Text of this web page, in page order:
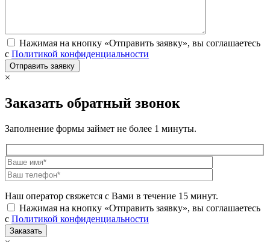
Нажимая на кнопку «Отправить заявку», вы соглашаетесь
с Политикой конфиденциальности
×
Заказать обратный звонок
Заполнение формы займет не более 1 минуты.
Наш оператор свяжется с Вами в течение 15 минут.
Нажимая на кнопку «Отправить заявку», вы соглашаетесь
с Политикой конфиденциальности